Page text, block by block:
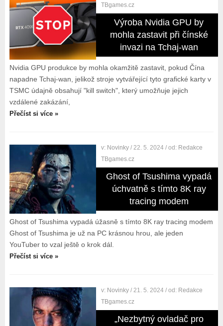
TBgames.cz
Výroba Nvidia GPU by
mohla zastavit při čínské
invazi na Tchaj-wan
Nvidia GPU produkce by mohla okamžitě zastavit, pokud Čína
napadne Tchaj-wan, jelikož stroje vytvářející tyto grafické karty v
TSMC údajně obsahují "kill switch", který umožňuje jejich
vzdálené zakázání,
Přečíst si více »
v: Novinky / 22. 5. 2024 / od: Redakce
TBgames.cz
Ghost of Tsushima vypadá
úchvatně s tímto 8K ray
tracing modem
Ghost of Tsushima vypadá úžasně s tímto 8K ray tracing modem
Ghost of Tsushima je už na PC krásnou hrou, ale jeden
YouTuber to vzal ještě o krok dál.
Přečíst si více »
v: Novinky / 21. 5. 2024 / od: Redakce
TBgames.cz
„Nezbytný ovladač pro